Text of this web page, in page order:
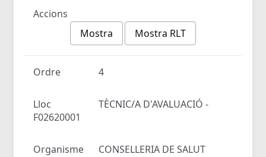
Accions
Mostra
Mostra RLT
Ordre 4
Lloc
TÈCNIC/A D'AVALUACIÓ -
F02620001
Organisme CONSELLERIA DE SALUT